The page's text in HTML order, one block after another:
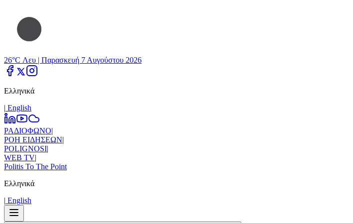
26°C Λευ | Παρασκευή 7 Αυγούστου 2026
Ελληνικά
| Εnglish
ΡΑΔΙΟΦΩΝΟ|
ΡΟΗ ΕΙΔΗΣΕΩΝ|
POLIGNOSI|
WEB TV|
Politis To The Point
Ελληνικά
| Εnglish